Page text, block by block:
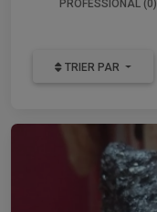
PROFESSIONAL (0)
TRIER PAR